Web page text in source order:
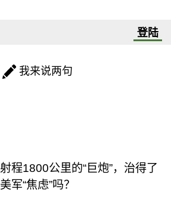
登陆
我来说两句
射程1800公里的“巨炮”，治得了
美军“焦虑”吗？